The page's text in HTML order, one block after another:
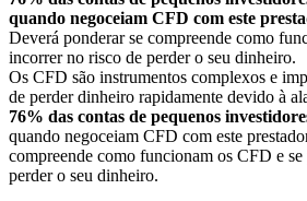
quando negoceiam CFD com este
Deverá ponderar se compreende como
incorrer no risco de perder o seu dinheiro.
Os CFD são instrumentos complexos e
de perder dinheiro rapidamente devido à
76% das contas de pequenos
quando negoceiam CFD com este
compreende como funcionam os CFD e
perder o seu dinheiro.